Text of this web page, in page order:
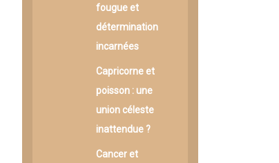
fougue et
détermination
incarnées
Capricorne et
poisson : une
union céleste
inattendue ?
Cancer et